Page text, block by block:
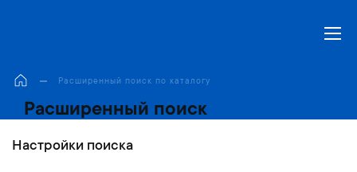
Расширенный поиск по каталогу
Расширенный поиск
Настройки поиска